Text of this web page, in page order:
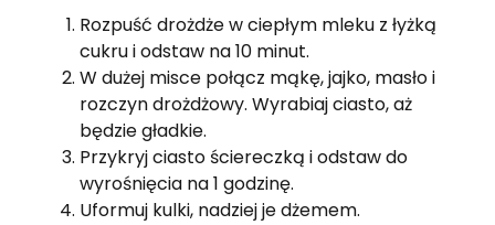
Rozpuść drożdże w ciepłym mleku z łyżką
cukru i odstaw na 10 minut.
W dużej misce połącz mąkę, jajko, masło i
rozczyn drożdżowy. Wyrabiaj ciasto, aż
będzie gładkie.
Przykryj ciasto ściereczką i odstaw do
wyrośnięcia na 1 godzinę.
Uformuj kulki, nadziej je dżemem.